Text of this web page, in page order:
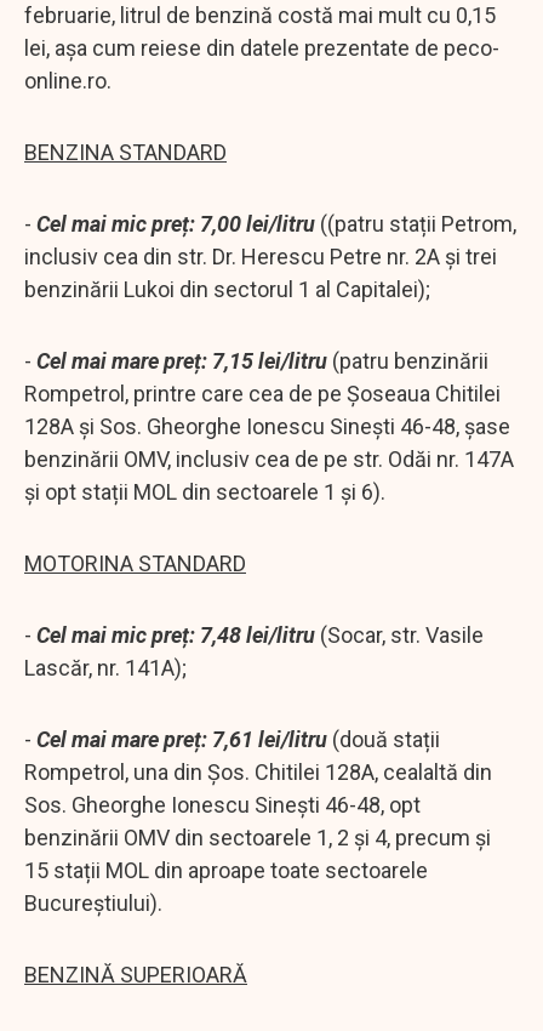
februarie, litrul de benzină costă mai mult cu 0,15
lei, așa cum reiese din datele prezentate de peco-
online.ro.
BENZINA STANDARD
- Cel mai mic preț: 7,00 lei/litru ((patru stații Petrom,
inclusiv cea din str. Dr. Herescu Petre nr. 2A și trei
benzinării Lukoi din sectorul 1 al Capitalei);
- Cel mai mare preț: 7,15 lei/litru (patru benzinării
Rompetrol, printre care cea de pe Șoseaua Chitilei
128A și Sos. Gheorghe Ionescu Sinești 46-48, șase
benzinării OMV, inclusiv cea de pe str. Odăi nr. 147A
și opt stații MOL din sectoarele 1 și 6).
MOTORINA STANDARD
- Cel mai mic preț: 7,48 lei/litru (Socar, str. Vasile
Lascăr, nr. 141A);
- Cel mai mare preț: 7,61 lei/litru (două stații
Rompetrol, una din Șos. Chitilei 128A, cealaltă din
Sos. Gheorghe Ionescu Sinești 46-48, opt
benzinării OMV din sectoarele 1, 2 și 4, precum și
15 stații MOL din aproape toate sectoarele
Bucureștiului).
BENZINĂ SUPERIOARĂ